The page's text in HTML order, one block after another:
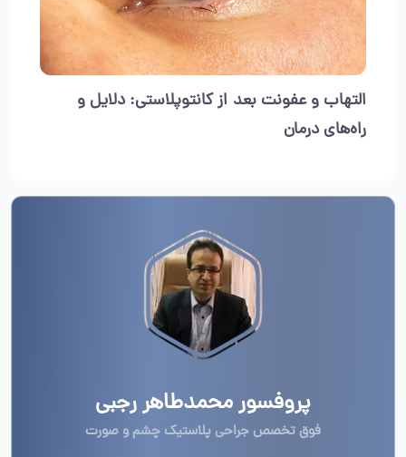
التهاب و عفونت بعد از کانتوپلاستی: دلایل و
راه‌های درمان
پروفسور محمدطاهر رجبی
فوق تخصص جراحی پلاستیک چشم و صورت